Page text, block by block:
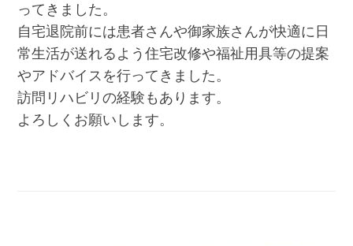
ってきました。
自宅退院前には患者さんや御家族さんが快適に日
常生活が送れるよう住宅改修や福祉用具等の提案
やアドバイスを行ってきました。
訪問リハビリの経験もあります。
よろしくお願いします。